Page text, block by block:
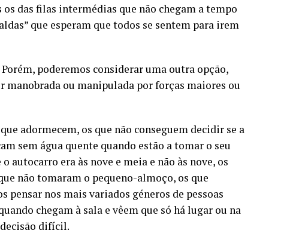
das filas intermédias que não chegam a tempo
que esperam que todos se sentem para irem
poderemos considerar uma outra opção,
manobrada ou manipulada por forças maiores ou
adormecem, os que não conseguem decidir se a
sem água quente quando estão a tomar o seu
autocarro era às nove e meia e não às nove, os
não tomaram o pequeno-almoço, os que
pensar nos mais variados géneros de pessoas
chegam à sala e vêem que só há lugar ou na
difícil.